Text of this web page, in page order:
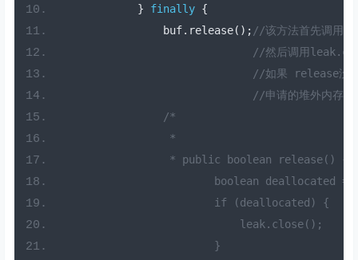
} finally {
                buf
. release(); //该方法首先调用
//然后调用
//如果 release没有
//申请的堆外内存将
/*
                 *
                 * public boolean release() {
boolean deallocated =
                        if (deallocated) {
                            leak.close();
                        }